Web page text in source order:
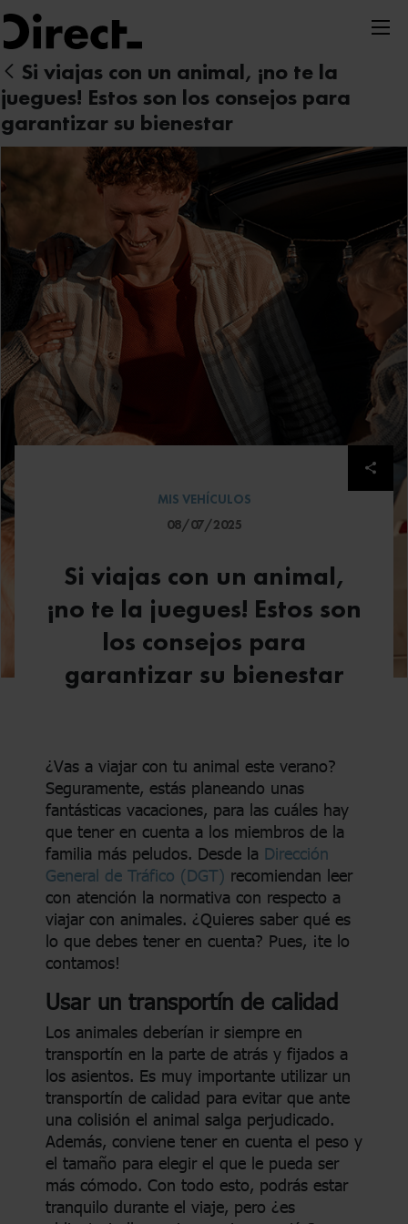
Nota:
este
sitio
web
incluye
un
accesibilidad.
Si viajas con un animal, ¡no te la
juegues! Estos son los consejos para
garantizar su bienestar
MIS VEHÍCULOS
08/07/2025
Si viajas con un animal,
¡no te la juegues! Estos son
los consejos para
garantizar su bienestar
¿Vas a viajar con tu animal este verano?
Seguramente, estás planeando unas
fantásticas vacaciones, para las cuáles hay
que tener en cuenta a los miembros de la
familia más peludos. Desde la Dirección
General de Tráfico (DGT) recomiendan leer
con atención la normativa con respecto a
viajar con animales. ¿Quieres saber qué es
lo que debes tener en cuenta? Pues, ¡te lo
contamos!
Usar un transportín de calidad
Los animales deberían ir siempre en
transportín en la parte de atrás y fijados a
los asientos. Es muy importante utilizar un
transportín de calidad para evitar que ante
una colisión el animal salga perjudicado.
Además, conviene tener en cuenta el peso y
el tamaño para elegir el que le pueda ser
más cómodo. Con todo esto, podrás estar
tranquilo durante el viaje, pero ¿es